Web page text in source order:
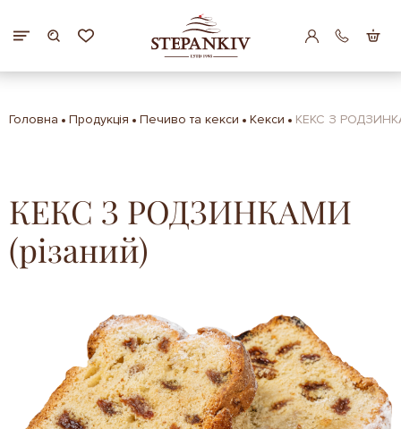
Головна Продукція Печиво та кекси Кекси КЕКС З
КЕКС З РОДЗИНКАМИ
(різаний)